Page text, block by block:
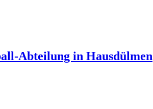
Abteilung in Hausdülmen